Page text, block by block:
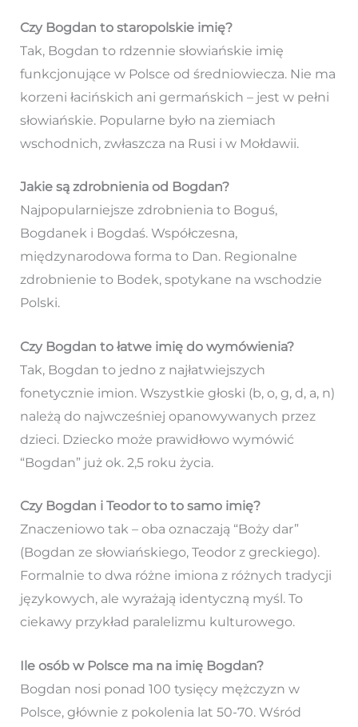
Czy Bogdan to staropolskie imię?
Tak, Bogdan to rdzennie słowiańskie imię
funkcjonujące w Polsce od średniowiecza. Nie ma
korzeni łacińskich ani germańskich – jest w pełni
słowiańskie. Popularne było na ziemiach
wschodnich, zwłaszcza na Rusi i w Mołdawii.
Jakie są zdrobnienia od Bogdan?
Najpopularniejsze zdrobnienia to Boguś,
Bogdanek i Bogdaś. Współczesna,
międzynarodowa forma to Dan. Regionalne
zdrobnienie to Bodek, spotykane na wschodzie
Polski.
Czy Bogdan to łatwe imię do wymówienia?
Tak, Bogdan to jedno z najłatwiejszych
fonetycznie imion. Wszystkie głoski (b, o, g, d, a, n)
należą do najwcześniej opanowywanych przez
dzieci. Dziecko może prawidłowo wymówić
“Bogdan” już ok. 2,5 roku życia.
Czy Bogdan i Teodor to to samo imię?
Znaczeniowo tak – oba oznaczają “Boży dar”
(Bogdan ze słowiańskiego, Teodor z greckiego).
Formalnie to dwa różne imiona z różnych tradycji
językowych, ale wyrażają identyczną myśl. To
ciekawy przykład paralelizmu kulturowego.
Ile osób w Polsce ma na imię Bogdan?
Bogdan nosi ponad 100 tysięcy mężczyzn w
Polsce, głównie z pokolenia lat 50-70. Wśród